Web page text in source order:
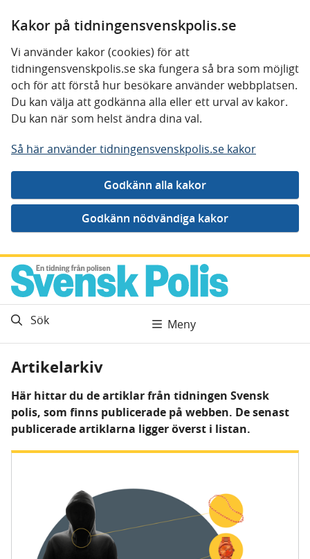
Kakor på tidningensvenskpolis.se
Vi använder kakor (cookies) för att
tidningensvenskpolis.se ska fungera så bra som möjligt
och för att förstå hur besökare använder webbplatsen.
Du kan välja att godkänna alla eller ett urval av kakor.
Du kan när som helst ändra dina val.
Så här använder tidningensvenskpolis.se kakor
Gå direkt till innehåll
Sök Meny
Artikelarkiv
Här hittar du de artiklar från tidningen Svensk
polis, som finns publicerade på webben. De senast
publicerade artiklarna ligger överst i listan.